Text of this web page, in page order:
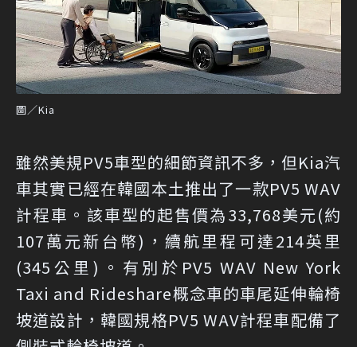
圖／Kia
雖然美規PV5車型的細節資訊不多，但Kia汽
車其實已經在韓國本土推出了一款PV5 WAV
計程車。該車型的起售價為33,768美元(約
107萬元新台幣)，續航里程可達214英里
(345公里)。有別於PV5 WAV New York
Taxi and Rideshare概念車的車尾延伸輪椅
坡道設計，韓國規格PV5 WAV計程車配備了